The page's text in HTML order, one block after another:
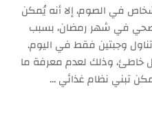
في الصوم، إلا أنه يُمكن
في شهر رمضان، بسبب
وجبتين فقط في اليوم.
وذلك لعدم معرفة ما
تبني نظام غذائي …